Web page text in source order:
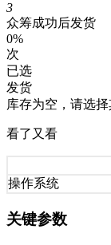
3
众筹成功后发货
0%
次
已选
发货
库存为空，请选
看了又看
操作系统
关键参数